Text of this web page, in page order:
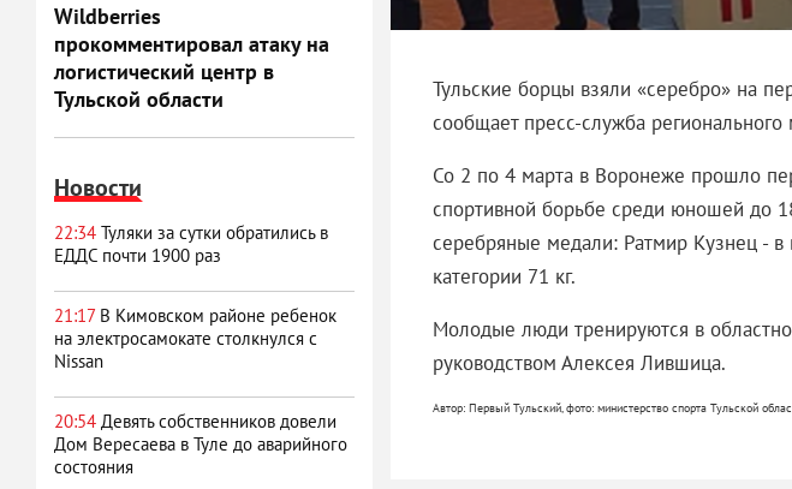
Wildberries
прокомментировал атаку на
логистический центр в
Тульской области
Новости
22:34 Туляки за сутки обратились в
ЕДДС почти 1900 раз
21:17 В Кимовском районе ребенок
на электросамокате столкнулся с
Nissan
20:54 Девять собственников довели
Дом Вересаева в Туле до аварийного
состояния
Тульские борцы взяли «серебро» на
сообщает пресс-служба регионального
Со 2 по 4 марта в Воронеже прошло
спортивной борьбе среди юношей до
серебряные медали: Ратмир Кузнец - в
категории 71 кг.
Молодые люди тренируются в
руководством Алексея Лившица.
Автор: Первый Тульский, фото: министерство спорта Тульской